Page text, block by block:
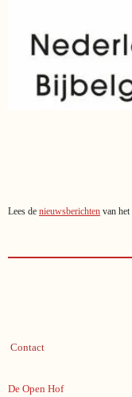
Lees de nieuwsberichten van
Contact
De Open Hof